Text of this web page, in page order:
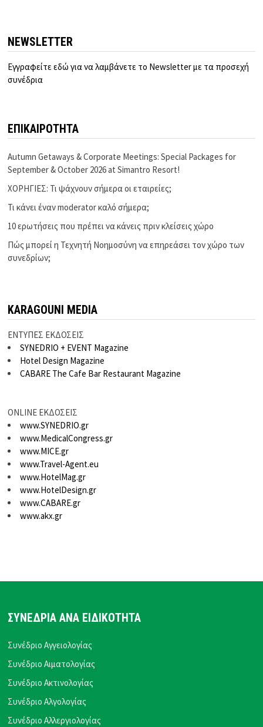
NEWSLETTER
Εγγραφείτε εδώ για να λαμβάνετε το Newsletter με τα προσεχή
συνέδρια
ΕΠΙΚΑΙΡΟΤΗΤΑ
Autumn Getaways & Corporate Meetings: Special Packages for
September & October 2026 at Simantro Resort!
ΧΟΡΗΓΙΕΣ: Τι ψάχνουν σήμερα οι εταιρείες;
Τι κάνει έναν moderator καλό σήμερα;
10 ερωτήσεις που πρέπει να κάνεις πριν κλείσεις χώρο
Πώς μπορεί η Τεχνητή Νοημοσύνη να επηρεάσει τον χώρο των
συνεδρίων;
KARAGOUNI MEDIA
ΕΝΤΥΠΕΣ ΕΚΔΟΣΕΙΣ
SYNEDRIO + EVENT Magazine
Hotel Design Magazine
CABARE The Cafe Bar Restaurant Magazine
ONLINE ΕΚΔΟΣΕΙΣ
www.SYNEDRIO.gr
www.MedicalCongress.gr
www.MICE.gr
www.Travel-Agent.eu
www.HotelMag.gr
www.HotelDesign.gr
www.CABARE.gr
www.akx.gr
ΣΥΝΕΔΡΙΑ ΑΝΑ ΕΙΔΙΚΟΤΗΤΑ
Συνέδριο Αγγειολογίας
Συνέδριο Αιματολογίας
Συνέδριο Ακτινολογίας
Συνέδριο Αλγολογίας
Συνέδριο Αλλεργιολογίας